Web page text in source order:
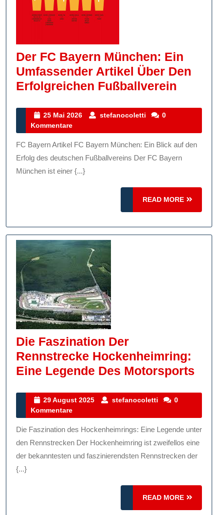
Der FC Bayern München: Ein
Umfassender Artikel Über Den
Erfolgreichen Fußballverein
Ein
Über
Den
25 Mai 2026
25
2026
stefanocoletti stefanocoletti
0
Kommentare
FC Bayern Artikel FC Bayern München: Ein Blick auf den
Erfolg des deutschen Fußballvereins Der FC Bayern
München ist einer {...}
READ MORE
READ
MORE
Die Faszination Der
Rennstrecke Hockenheimring:
Eine Legende Des Motorsports
29 August 2025
29
2025
stefanocoletti stefanocoletti
0
Kommentare
Die Faszination des Hockenheimrings: Eine Legende unter
den Rennstrecken Der Hockenheimring ist zweifellos eine
der bekanntesten und faszinierendsten Rennstrecken der
{...}
READ MORE
READ
MORE